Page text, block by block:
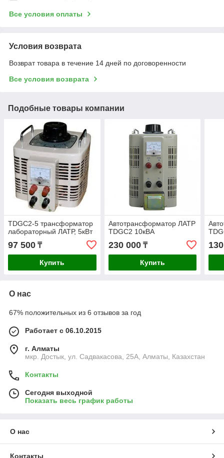
Все условия оплаты
Условия возврата
Возврат товара в течение 14 дней по договоренности
Все условия возврата
Подобные товары компании
TDGC2-5 трансформатор
лабораторный ЛАТР, 5кВт
97 500 ₸
Купить
Автотрансформатор ЛАТР
TDGC2 10кВА
230 000₸
Купить
О нас
67% положительных из 6 отзывов за год
Работает с 06.10.2015
г. Алматы
мкр. Достык, ул. Садвакасова, 25А, Алматы, Казахстан
Контакты
Сегодня выходной
Показать весь график работы
О нас
Контакты